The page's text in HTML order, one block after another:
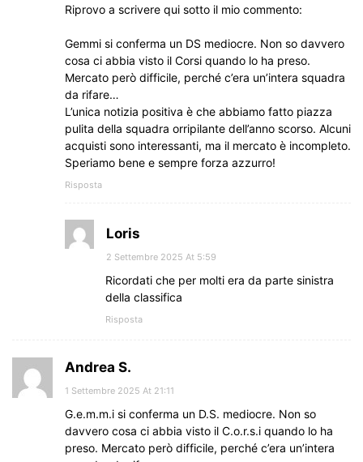
Riprovo a scrivere qui sotto il mio commento:
Gemmi si conferma un DS mediocre. Non so davvero
cosa ci abbia visto il Corsi quando lo ha preso.
Mercato però difficile, perché c’era un’intera squadra
da rifare…
L’unica notizia positiva è che abbiamo fatto piazza
pulita della squadra orripilante dell’anno scorso. Alcuni
acquisti sono interessanti, ma il mercato è incompleto.
Speriamo bene e sempre forza azzurro!
Risposta
Loris
2 Settembre 2025 At 5:59
Ricordati che per molti era da parte sinistra
della classifica
Risposta
Andrea S.
1 Settembre 2025 At 21:11
G.e.m.m.i si conferma un D.S. mediocre. Non so
davvero cosa ci abbia visto il C.o.r.s.i quando lo ha
preso. Mercato però difficile, perché c’era un’intera